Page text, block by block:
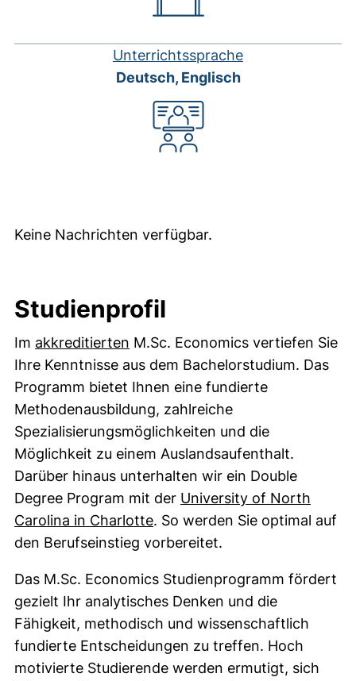
Unterrichtssprache
Deutsch, Englisch
Keine Nachrichten verfügbar.
Studienprofil
Im akkreditierten (externer Link, öffnet neues
M.Sc. Economics vertiefen Sie
Ihre Kenntnisse aus dem Bachelorstudium. Das
Programm bietet Ihnen eine fundierte
Methodenausbildung, zahlreiche
Spezialisierungsmöglichkeiten und die
Möglichkeit zu einem Auslandsaufenthalt.
Darüber hinaus unterhalten wir ein Double
Degree Program mit der University of North
Carolina in Charlotte(externer Link, öffnet neues
. So werden Sie optimal auf
den Berufseinstieg vorbereitet.
Das M.Sc. Economics Studienprogramm fördert
gezielt Ihr analytisches Denken und die
Fähigkeit, methodisch und wissenschaftlich
fundierte Entscheidungen zu treffen. Hoch
motivierte Studierende werden ermutigt, sich